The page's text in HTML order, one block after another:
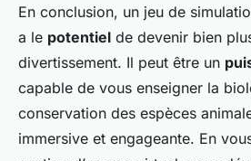
En conclusion, un jeu de
a le potentiel de devenir bien
divertissement. Il peut être un
capable de vous enseigner la
conservation des espèces
immersive et engageante. En